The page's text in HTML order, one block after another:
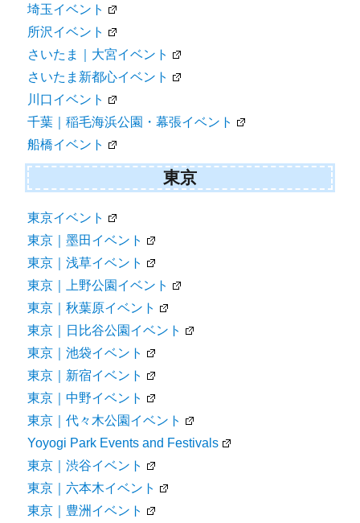
埼玉イベント
所沢イベント
さいたま｜大宮イベント
さいたま新都心イベント
川口イベント
千葉｜稲毛海浜公園・幕張イベント
船橋イベント
東京
東京イベント
東京｜墨田イベント
東京｜浅草イベント
東京｜上野公園イベント
東京｜秋葉原イベント
東京｜日比谷公園イベント
東京｜池袋イベント
東京｜新宿イベント
東京｜中野イベント
東京｜代々木公園イベント
Yoyogi Park Events and Festivals
東京｜渋谷イベント
東京｜六本木イベント
東京｜豊洲イベント